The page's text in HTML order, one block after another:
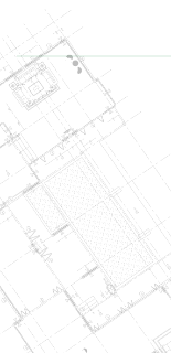
03
Th10